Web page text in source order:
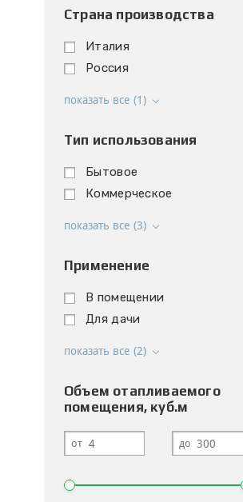
Страна производства
Италия
Россия
показать все (1)
Тип использования
Бытовое
Коммерческое
показать все (3)
Применение
В помещении
Для дачи
показать все (2)
Объем отапливаемого
помещения, куб.м
от до